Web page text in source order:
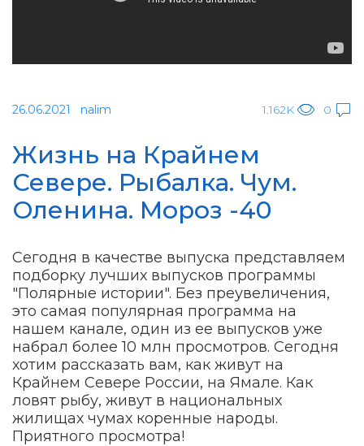
26.06.2021 nalim 1.162K 0
Жизнь на Крайнем
Севере. Рыбалка. Чум.
Оленина. Мороз -40
Сегодня в качестве выпуска представляем
подборку лучших выпусков программы
"Полярные истории". Без преувеличения,
это самая популярная программа на
нашем канале, один из ее выпусков уже
набрал более 10 млн просмотров. Сегодня
хотим рассказать вам, как живут на
Крайнем Севере России, на Ямале. Как
ловят рыбу, живут в национальных
жилищах чумах коренные народы.
Приятного просмотра!